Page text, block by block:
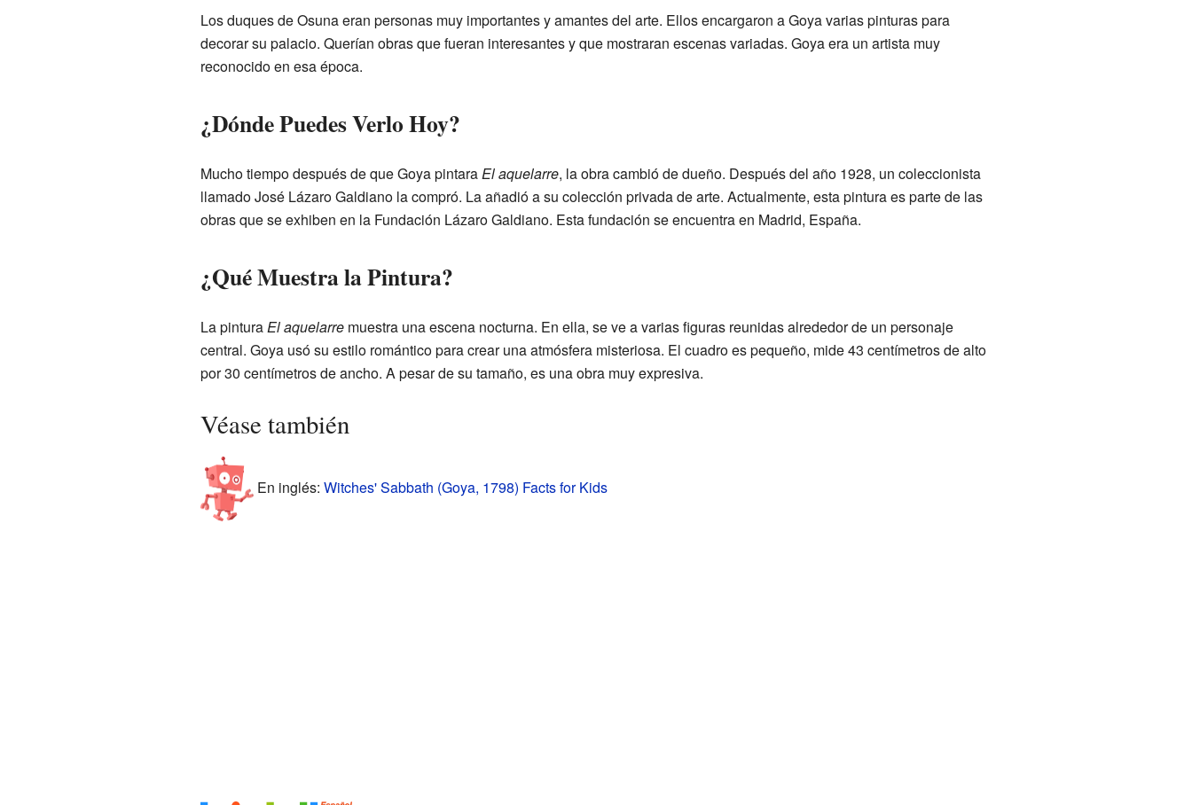
Los duques de Osuna eran personas muy importantes y amantes del arte. Ellos encargaron a Goya varias pinturas para
decorar su palacio. Querían obras que fueran interesantes y que mostraran escenas variadas. Goya era un artista muy
reconocido en esa época.
¿Dónde Puedes Verlo Hoy?
Mucho tiempo después de que Goya pintaraEl aquelarre, la obra cambió de dueño. Después del año 1928, un coleccionista
llamado José Lázaro Galdiano la compró. La añadió a su colección privada de arte. Actualmente, esta pintura es parte de las
obras que se exhiben en la Fundación Lázaro Galdiano. Esta fundación se encuentra en Madrid, España.
¿Qué Muestra la Pintura?
La pinturaEl aquelarremuestra una escena nocturna. En ella, se ve a varias figuras reunidas alrededor de un personaje
central. Goya usó su estilo romántico para crear una atmósfera misteriosa. El cuadro es pequeño, mide 43 centímetros de alto
por 30 centímetros de ancho. A pesar de su tamaño, es una obra muy expresiva.
Véase también
En inglés: Witches' Sabbath (Goya, 1798) Facts for Kids